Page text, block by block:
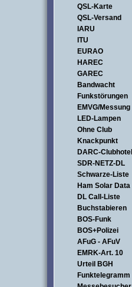
QSL-Karte
QSL-Versand
IARU
ITU
EURAO
HAREC
GAREC
Bandwacht
Funkstörungen
EMVG/Messung
LED-Lampen
Ohne Club
Knackpunkt
DARC-Clubhotel
SDR-NETZ-DL
Schwarze-Liste
Ham Solar Data
DL Call-Liste
Buchstabieren
BOS-Funk
BOS+Polizei
AFuG - AFuV
EMRK-Art. 10
Urteil BGH
Funktelegramm